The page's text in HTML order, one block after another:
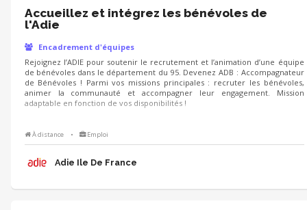
Accueillez et intégrez les bénévoles de
l'Adie
Encadrement d'équipes
Rejoignez l’ADIE pour soutenir le recrutement et l’animation d’une équipe
de bénévoles dans le département du 95. Devenez ADB : Accompagnateur
de Bénévoles ! Parmi vos missions principales : recruter les bénévoles,
animer la communauté et accompagner leur engagement. Mission
adaptable en fonction de vos disponibilités !
À distance • Emploi
Adie Ile De France